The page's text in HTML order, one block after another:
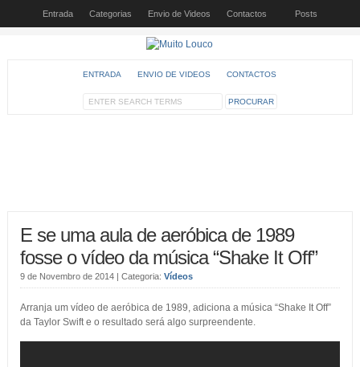
Entrada Categorias Envio de Videos Contactos Posts
ENTRADA ENVIO DE VIDEOS CONTACTOS
E se uma aula de aeróbica de 1989
fosse o vídeo da música “Shake It Off”
9 de Novembro de 2014 | Categoria: Vídeos
Arranja um vídeo de aeróbica de 1989, adiciona a música “Shake It Off”
da Taylor Swift e o resultado será algo surpreendente.